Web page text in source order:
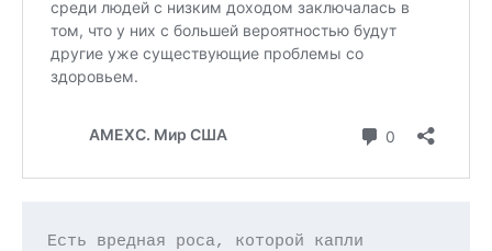
Есть вредная роса, которой капли